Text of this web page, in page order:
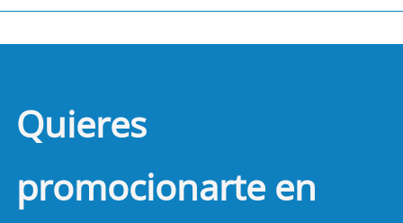
Quieres
promocionarte en